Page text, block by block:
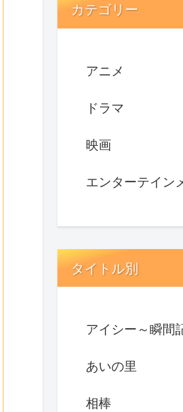
カテゴリー
アニメ
ドラマ
映画
エンターテイン
タイトル別
アイシー～瞬間
あいの里
相棒